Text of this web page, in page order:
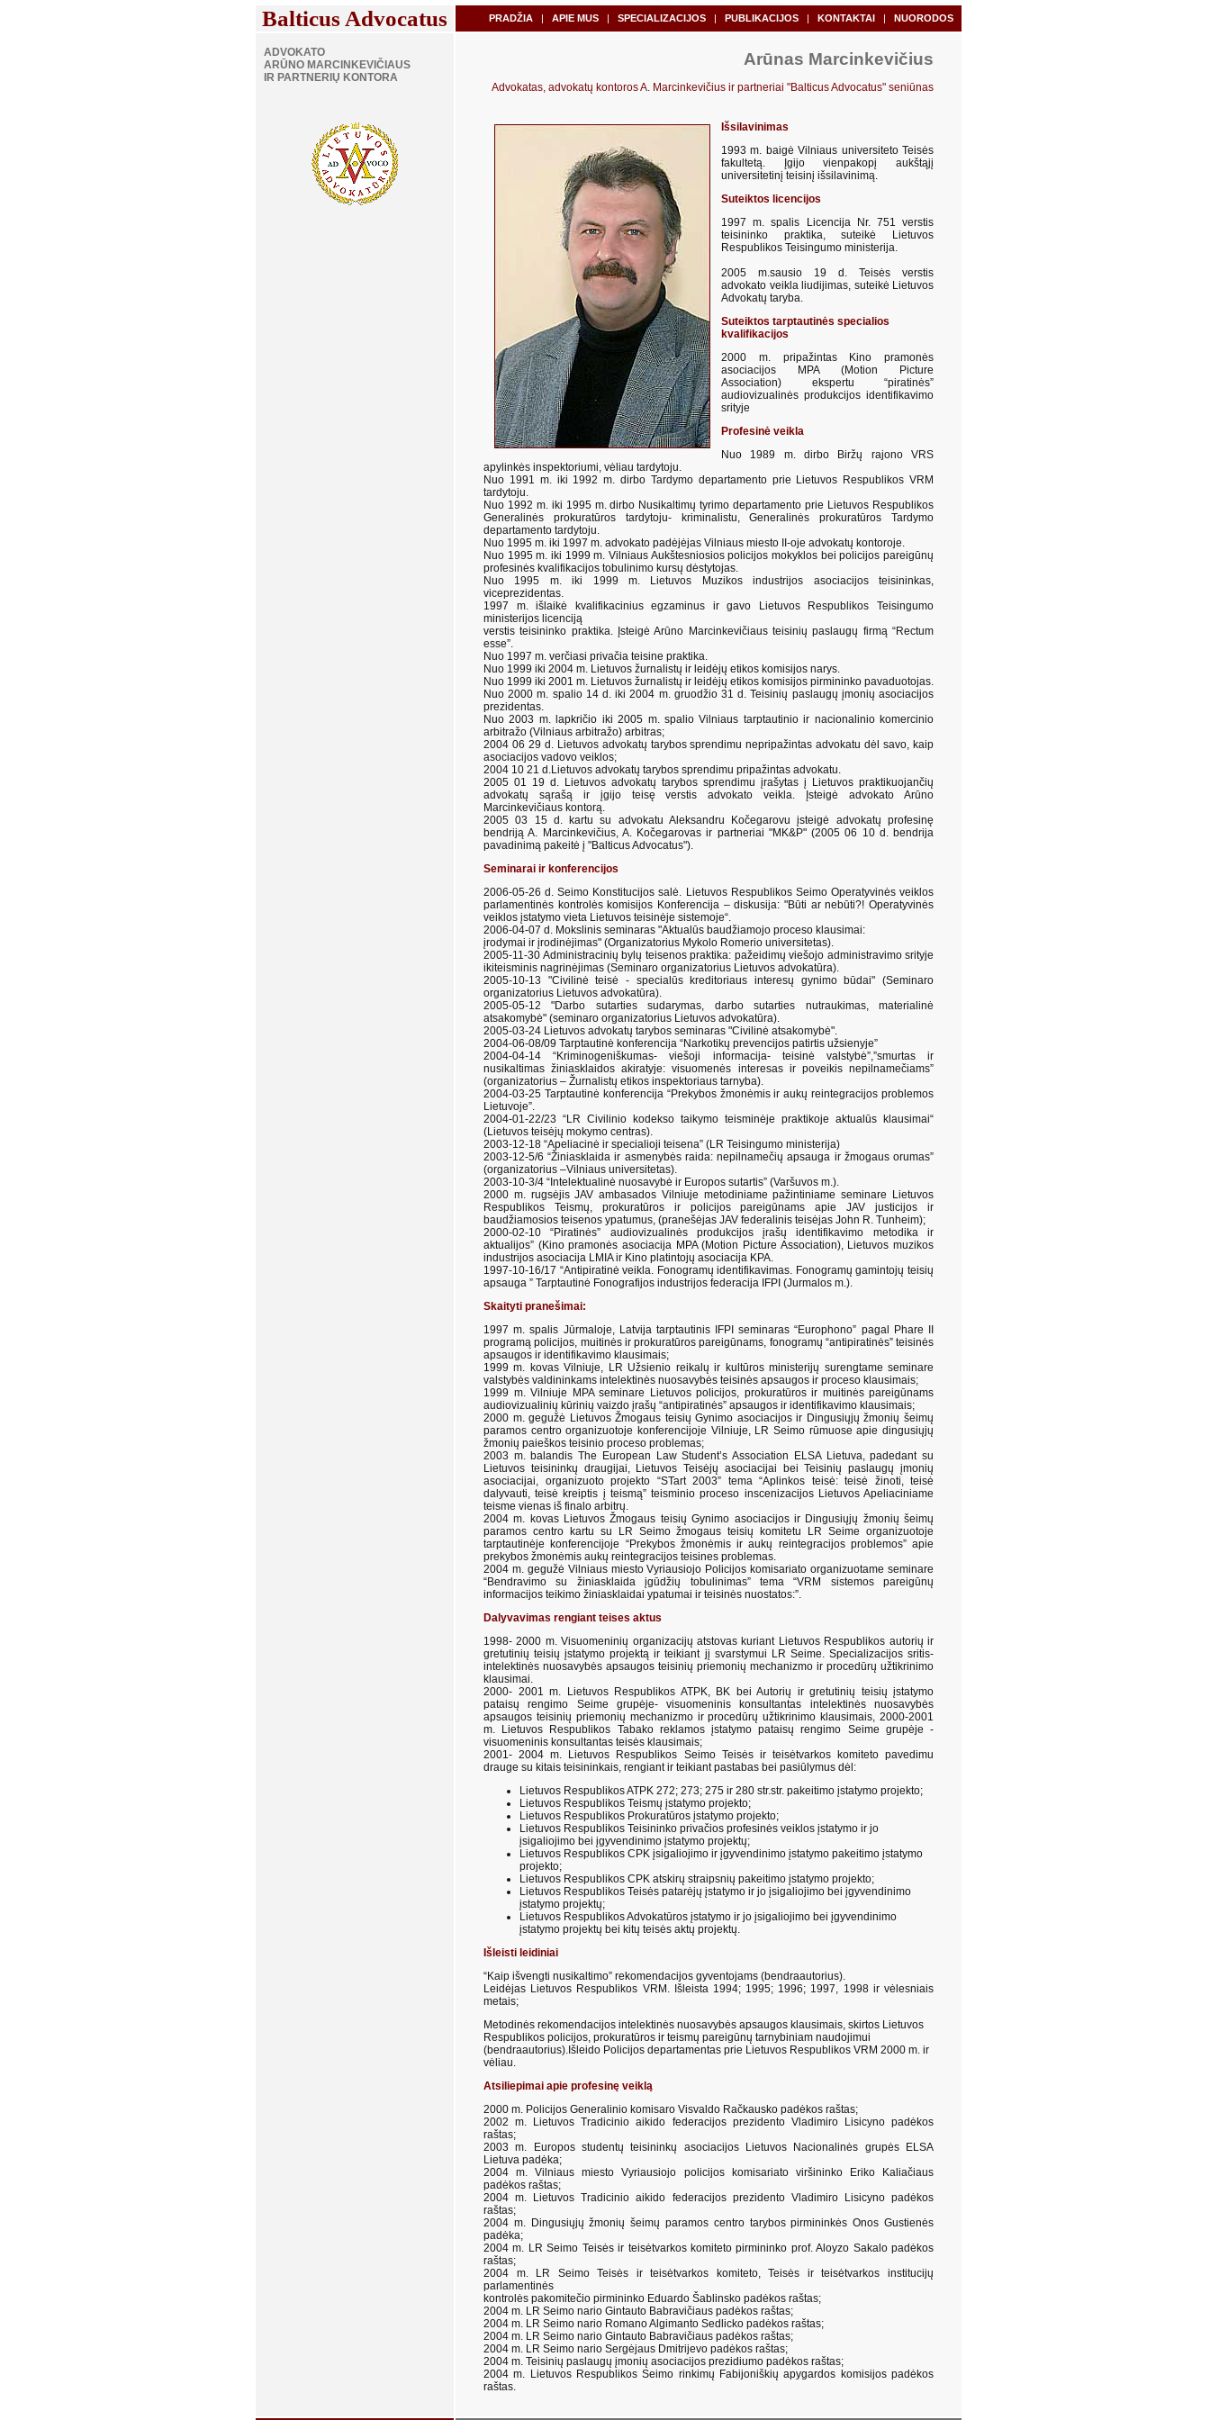
Balticus Advocatus PRADŽIA | APIE MUS | SPECIALIZACIJOS | PUBLIKACIJOS | KONTAKTAI | NUORODOS
ADVOKATO
ARŪNO MARCINKEVIČIAUS
IR PARTNERIŲ KONTORA
Arūnas Marcinkevičius
Advokatas, advokatų kontoros A. Marcinkevičius ir partneriai "Balticus Advocatus" seniūnas
Išsilavinimas
1993 m. baigė Vilniaus universiteto Teisės
fakultetą. Įgijo vienpakopį aukštąjį
universitetinį teisinį išsilavinimą.
Suteiktos licencijos
1997 m. spalis Licencija Nr. 751 verstis
teisininko praktika, suteikė Lietuvos
Respublikos Teisingumo ministerija.
2005 m.sausio 19 d. Teisės verstis
advokato veikla liudijimas, suteikė Lietuvos
Advokatų taryba.
Suteiktos tarptautinės specialios
kvalifikacijos
2000 m. pripažintas Kino pramonės
asociacijos MPA (Motion Picture
Association) ekspertu “piratinės”
audiovizualinės produkcijos identifikavimo
srityje
Profesinė veikla
Nuo 1989 m. dirbo Biržų rajono VRS
apylinkės inspektoriumi, vėliau tardytoju.
Nuo 1991 m. iki 1992 m. dirbo Tardymo departamento prie Lietuvos Respublikos VRM
tardytoju.
Nuo 1992 m. iki 1995 m. dirbo Nusikaltimų tyrimo departamento prie Lietuvos Respublikos
Generalinės prokuratūros tardytoju- kriminalistu, Generalinės prokuratūros Tardymo
departamento tardytoju.
Nuo 1995 m. iki 1997 m. advokato padėjėjas Vilniaus miesto II-oje advokatų kontoroje.
Nuo 1995 m. iki 1999 m. Vilniaus Aukštesniosios policijos mokyklos bei policijos pareigūnų
profesinės kvalifikacijos tobulinimo kursų dėstytojas.
Nuo 1995 m. iki 1999 m. Lietuvos Muzikos industrijos asociacijos teisininkas,
viceprezidentas.
1997 m. išlaikė kvalifikacinius egzaminus ir gavo Lietuvos Respublikos Teisingumo
ministerijos licenciją
verstis teisininko praktika. Įsteigė Arūno Marcinkevičiaus teisinių paslaugų firmą “Rectum
esse”.
Nuo 1997 m. verčiasi privačia teisine praktika.
Nuo 1999 iki 2004 m. Lietuvos žurnalistų ir leidėjų etikos komisijos narys.
Nuo 1999 iki 2001 m. Lietuvos žurnalistų ir leidėjų etikos komisijos pirmininko pavaduotojas.
Nuo 2000 m. spalio 14 d. iki 2004 m. gruodžio 31 d. Teisinių paslaugų įmonių asociacijos
prezidentas.
Nuo 2003 m. lapkričio iki 2005 m. spalio Vilniaus tarptautinio ir nacionalinio komercinio
arbitražo (Vilniaus arbitražo) arbitras;
2004 06 29 d. Lietuvos advokatų tarybos sprendimu nepripažintas advokatu dėl savo, kaip
asociacijos vadovo veiklos;
2004 10 21 d.Lietuvos advokatų tarybos sprendimu pripažintas advokatu.
2005 01 19 d. Lietuvos advokatų tarybos sprendimu įrašytas į Lietuvos praktikuojančių
advokatų sąrašą ir įgijo teisę verstis advokato veikla. Įsteigė advokato Arūno
Marcinkevičiaus kontorą.
2005 03 15 d. kartu su advokatu Aleksandru Kočegarovu įsteigė advokatų profesinę
bendriją A. Marcinkevičius, A. Kočegarovas ir partneriai "MK&P" (2005 06 10 d. bendrija
pavadinimą pakeitė į "Balticus Advocatus").
Seminarai ir konferencijos
2006-05-26 d. Seimo Konstitucijos salė. Lietuvos Respublikos Seimo Operatyvinės veiklos
parlamentinės kontrolės komisijos Konferencija – diskusija: "Būti ar nebūti?! Operatyvinės
veiklos įstatymo vieta Lietuvos teisinėje sistemoje“.
2006-04-07 d. Mokslinis seminaras "Aktualūs baudžiamojo proceso klausimai:
įrodymai ir įrodinėjimas" (Organizatorius Mykolo Romerio universitetas).
2005-11-30 Administracinių bylų teisenos praktika: pažeidimų viešojo administravimo srityje
ikiteisminis nagrinėjimas (Seminaro organizatorius Lietuvos advokatūra).
2005-10-13 "Civilinė teisė - specialūs kreditoriaus interesų gynimo būdai" (Seminaro
organizatorius Lietuvos advokatūra).
2005-05-12 "Darbo sutarties sudarymas, darbo sutarties nutraukimas, materialinė
atsakomybė" (seminaro organizatorius Lietuvos advokatūra).
2005-03-24 Lietuvos advokatų tarybos seminaras "Civilinė atsakomybė".
2004-06-08/09 Tarptautinė konferencija “Narkotikų prevencijos patirtis užsienyje”
2004-04-14 “Kriminogeniškumas- viešoji informacija- teisinė valstybė”,”smurtas ir
nusikaltimas žiniasklaidos akiratyje: visuomenės interesas ir poveikis nepilnamečiams”
(organizatorius – Žurnalistų etikos inspektoriaus tarnyba).
2004-03-25 Tarptautinė konferencija “Prekybos žmonėmis ir aukų reintegracijos problemos
Lietuvoje”.
2004-01-22/23 “LR Civilinio kodekso taikymo teisminėje praktikoje aktualūs klausimai“
(Lietuvos teisėjų mokymo centras).
2003-12-18 “Apeliacinė ir specialioji teisena” (LR Teisingumo ministerija)
2003-12-5/6 “Žiniasklaida ir asmenybės raida: nepilnamečių apsauga ir žmogaus orumas”
(organizatorius –Vilniaus universitetas).
2003-10-3/4 “Intelektualinė nuosavybė ir Europos sutartis” (Varšuvos m.).
2000 m. rugsėjis JAV ambasados Vilniuje metodiniame pažintiniame seminare Lietuvos
Respublikos Teismų, prokuratūros ir policijos pareigūnams apie JAV justicijos ir
baudžiamosios teisenos ypatumus, (pranešėjas JAV federalinis teisėjas John R. Tunheim);
2000-02-10 “Piratinės” audiovizualinės produkcijos įrašų identifikavimo metodika ir
aktualijos” (Kino pramonės asociacija MPA (Motion Picture Association), Lietuvos muzikos
industrijos asociacija LMIA ir Kino platintojų asociacija KPA.
1997-10-16/17 “Antipiratinė veikla. Fonogramų identifikavimas. Fonogramų gamintojų teisių
apsauga ” Tarptautinė Fonografijos industrijos federacija IFPI (Jurmalos m.).
Skaityti pranešimai:
1997 m. spalis Jūrmaloje, Latvija tarptautinis IFPI seminaras “Europhono” pagal Phare II
programą policijos, muitinės ir prokuratūros pareigūnams, fonogramų “antipiratinės” teisinės
apsaugos ir identifikavimo klausimais;
1999 m. kovas Vilniuje, LR Užsienio reikalų ir kultūros ministerijų surengtame seminare
valstybės valdininkams intelektinės nuosavybės teisinės apsaugos ir proceso klausimais;
1999 m. Vilniuje MPA seminare Lietuvos policijos, prokuratūros ir muitinės pareigūnams
audiovizualinių kūrinių vaizdo įrašų “antipiratinės” apsaugos ir identifikavimo klausimais;
2000 m. gegužė Lietuvos Žmogaus teisių Gynimo asociacijos ir Dingusiųjų žmonių šeimų
paramos centro organizuotoje konferencijoje Vilniuje, LR Seimo rūmuose apie dingusiųjų
žmonių paieškos teisinio proceso problemas;
2003 m. balandis The European Law Student’s Association ELSA Lietuva, padedant su
Lietuvos teisininkų draugijai, Lietuvos Teisėjų asociacijai bei Teisinių paslaugų įmonių
asociacijai, organizuoto projekto “STart 2003” tema “Aplinkos teisė: teisė žinoti, teisė
dalyvauti, teisė kreiptis į teismą” teisminio proceso inscenizacijos Lietuvos Apeliaciniame
teisme vienas iš finalo arbitrų.
2004 m. kovas Lietuvos Žmogaus teisių Gynimo asociacijos ir Dingusiųjų žmonių šeimų
paramos centro kartu su LR Seimo žmogaus teisių komitetu LR Seime organizuotoje
tarptautinėje konferencijoje “Prekybos žmonėmis ir aukų reintegracijos problemos” apie
prekybos žmonėmis aukų reintegracijos teisines problemas.
2004 m. gegužė Vilniaus miesto Vyriausiojo Policijos komisariato organizuotame seminare
“Bendravimo su žiniasklaida įgūdžių tobulinimas” tema “VRM sistemos pareigūnų
informacijos teikimo žiniasklaidai ypatumai ir teisinės nuostatos:”.
Dalyvavimas rengiant teises aktus
1998- 2000 m. Visuomeninių organizacijų atstovas kuriant Lietuvos Respublikos autorių ir
gretutinių teisių įstatymo projektą ir teikiant jį svarstymui LR Seime. Specializacijos sritis-
intelektinės nuosavybės apsaugos teisinių priemonių mechanizmo ir procedūrų užtikrinimo
klausimai.
2000- 2001 m. Lietuvos Respublikos ATPK, BK bei Autorių ir gretutinių teisių įstatymo
pataisų rengimo Seime grupėje- visuomeninis konsultantas intelektinės nuosavybės
apsaugos teisinių priemonių mechanizmo ir procedūrų užtikrinimo klausimais, 2000-2001
m. Lietuvos Respublikos Tabako reklamos įstatymo pataisų rengimo Seime grupėje -
visuomeninis konsultantas teisės klausimais;
2001- 2004 m. Lietuvos Respublikos Seimo Teisės ir teisėtvarkos komiteto pavedimu
drauge su kitais teisininkais, rengiant ir teikiant pastabas bei pasiūlymus dėl:
Lietuvos Respublikos ATPK 272; 273; 275 ir 280 str.str. pakeitimo įstatymo projekto;
Lietuvos Respublikos Teismų įstatymo projekto;
Lietuvos Respublikos Prokuratūros įstatymo projekto;
Lietuvos Respublikos Teisininko privačios profesinės veiklos įstatymo ir jo
įsigaliojimo bei įgyvendinimo įstatymo projektų;
Lietuvos Respublikos CPK įsigaliojimo ir įgyvendinimo įstatymo pakeitimo įstatymo
projekto;
Lietuvos Respublikos CPK atskirų straipsnių pakeitimo įstatymo projekto;
Lietuvos Respublikos Teisės patarėjų įstatymo ir jo įsigaliojimo bei įgyvendinimo
įstatymo projektų;
Lietuvos Respublikos Advokatūros įstatymo ir jo įsigaliojimo bei įgyvendinimo
įstatymo projektų bei kitų teisės aktų projektų.
Išleisti leidiniai
“Kaip išvengti nusikaltimo” rekomendacijos gyventojams (bendraautorius).
Leidėjas Lietuvos Respublikos VRM. Išleista 1994; 1995; 1996; 1997, 1998 ir vėlesniais
metais;
Metodinės rekomendacijos intelektinės nuosavybės apsaugos klausimais, skirtos Lietuvos
Respublikos policijos, prokuratūros ir teismų pareigūnų tarnybiniam naudojimui
(bendraautorius).Išleido Policijos departamentas prie Lietuvos Respublikos VRM 2000 m. ir
vėliau.
Atsiliepimai apie profesinę veiklą
2000 m. Policijos Generalinio komisaro Visvaldo Račkausko padėkos raštas;
2002 m. Lietuvos Tradicinio aikido federacijos prezidento Vladimiro Lisicyno padėkos
raštas;
2003 m. Europos studentų teisininkų asociacijos Lietuvos Nacionalinės grupės ELSA
Lietuva padėka;
2004 m. Vilniaus miesto Vyriausiojo policijos komisariato viršininko Eriko Kaliačiaus
padėkos raštas;
2004 m. Lietuvos Tradicinio aikido federacijos prezidento Vladimiro Lisicyno padėkos
raštas;
2004 m. Dingusiųjų žmonių šeimų paramos centro tarybos pirmininkės Onos Gustienės
padėka;
2004 m. LR Seimo Teisės ir teisėtvarkos komiteto pirmininko prof. Aloyzo Sakalo padėkos
raštas;
2004 m. LR Seimo Teisės ir teisėtvarkos komiteto, Teisės ir teisėtvarkos institucijų
parlamentinės
kontrolės pakomitečio pirmininko Eduardo Šablinsko padėkos raštas;
2004 m. LR Seimo nario Gintauto Babravičiaus padėkos raštas;
2004 m. LR Seimo nario Romano Algimanto Sedlicko padėkos raštas;
2004 m. LR Seimo nario Gintauto Babravičiaus padėkos raštas;
2004 m. LR Seimo nario Sergėjaus Dmitrijevo padėkos raštas;
2004 m. Teisinių paslaugų įmonių asociacijos prezidiumo padėkos raštas;
2004 m. Lietuvos Respublikos Seimo rinkimų Fabijoniškių apygardos komisijos padėkos
raštas.